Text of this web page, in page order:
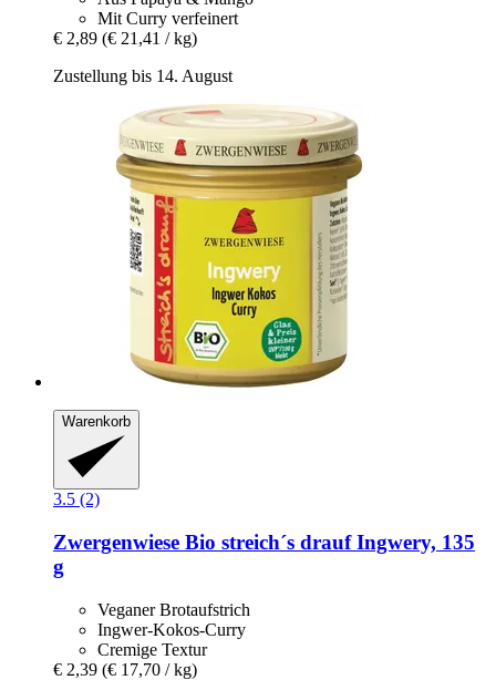
Mit Curry verfeinert
€ 2,89 (€ 21,41 / kg)
Zustellung bis 14. August
Warenkorb
3.5 (2)
Zwergenwiese Bio streich´s drauf Ingwery, 135
g
Veganer Brotaufstrich
Ingwer-Kokos-Curry
Cremige Textur
€ 2,39 (€ 17,70 / kg)